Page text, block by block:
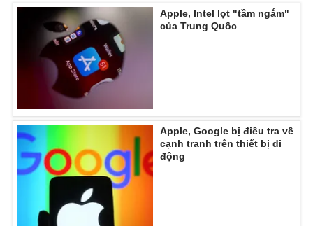
® Cấm sao chép dưới mọi hình thức nếu không có sự chấp
thuận bằng văn bản. Ghi rõ nguồn VTV.vn khi phát hành lại
thông tin từ website này.
Apple, Intel lọt "tầm ngắm"
của Trung Quốc
Apple, Google bị điều tra về
cạnh tranh trên thiết bị di
động